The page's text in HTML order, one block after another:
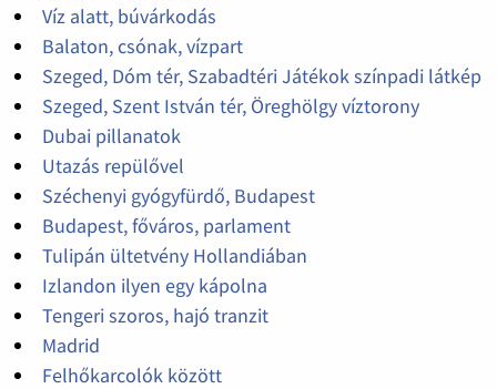
Víz alatt, búvárkodás
Balaton, csónak, vízpart
Szeged, Dóm tér, Szabadtéri Játékok színpadi látkép
Szeged, Szent István tér, Öreghölgy víztorony
Dubai pillanatok
Utazás repülővel
Széchenyi gyógyfürdő, Budapest
Budapest, főváros, parlament
Tulipán ültetvény Hollandiában
Izlandon ilyen egy kápolna
Tengeri szoros, hajó tranzit
Madrid
Felhőkarcolók között